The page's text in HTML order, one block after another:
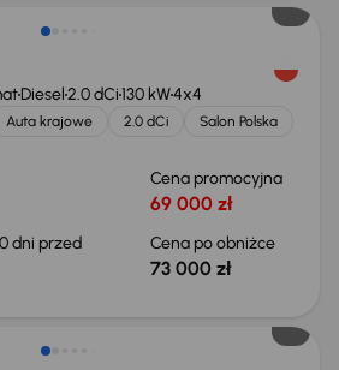
Diesel2.0 dCi130 kW4x4
Auta krajowe 2.0 dCi
Salon Polska
Cena promocyjna
69 000 zł
dni przed
Cena po obniżce
73 000 zł